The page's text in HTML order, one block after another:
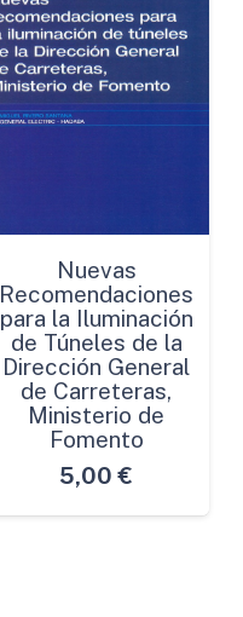
Nuevas
Recomendaciones
para la Iluminación
de Túneles de la
Dirección General
de Carreteras,
Ministerio de
Fomento
5,00 €